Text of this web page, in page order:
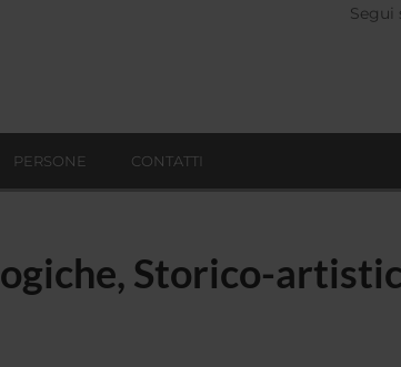
Segui
PERSONE CONTATTI
Storico-